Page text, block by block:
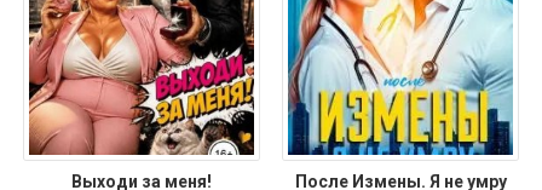
Выходи за меня!
После Измены. Я не умру